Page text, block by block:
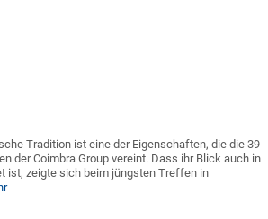
Tradition ist eine der Eigenschaften, die die 39
der Coimbra Group vereint. Dass ihr Blick auch in
ist, zeigte sich beim jüngsten Treffen in